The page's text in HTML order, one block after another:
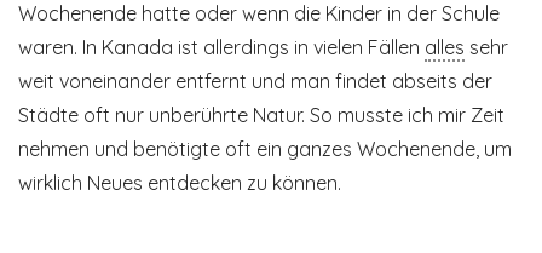
Wochenende hatte oder wenn die Kinder in der Schule
waren. In Kanada ist allerdings in vielen Fällen alles sehr
weit voneinander entfernt und man findet abseits der
Städte oft nur unberührte Natur. So musste ich mir Zeit
nehmen und benötigte oft ein ganzes Wochenende, um
wirklich Neues entdecken zu können.